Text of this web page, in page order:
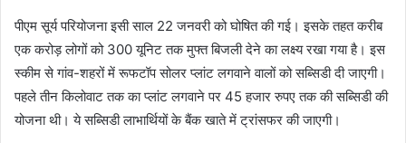
पीएम सूर्य परियोजना इसी साल 22 जनवरी को घोषित की गई। इसके तहत करीब
एक करोड़ लोगों को 300 यूनिट तक मुफ्त बिजली देने का लक्ष्य रखा गया है। इस
स्कीम से गांव-शहरों में रूफटॉप सोलर प्लांट लगवाने वालों को सब्सिडी दी जाएगी।
पहले तीन किलोवाट तक का प्लांट लगवाने पर 45 हजार रुपए तक की सब्सिडी की
योजना थी। ये सब्सिडी लाभार्थियों के बैंक खाते में ट्रांसफर की जाएगी।